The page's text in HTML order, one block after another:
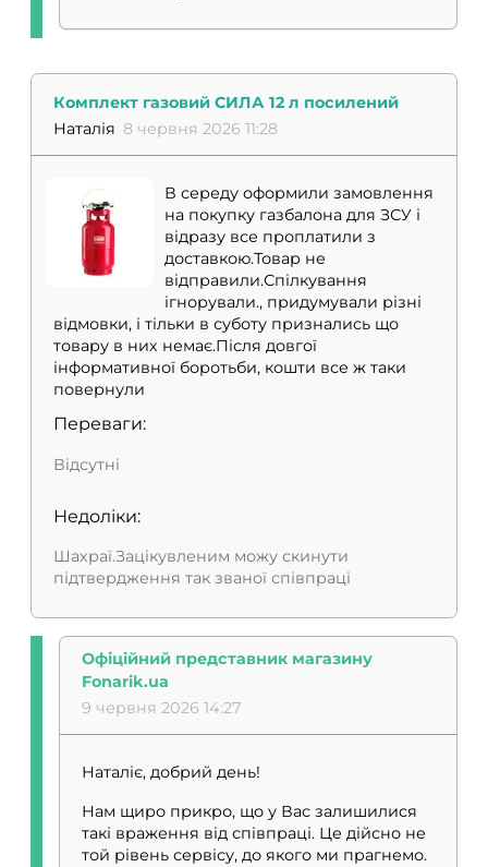
Комплект газовий СИЛА 12 л посилений
Наталія 8 червня 2026 11:28
В середу оформили замовлення
на покупку газбалона для ЗСУ і
відразу все проплатили з
доставкою.Товар не
відправили.Спілкування
ігнорували., придумували різні
відмовки, і тільки в суботу признались що
товару в них немає.Після довгої
інформативної боротьби, кошти все ж таки
повернули
Переваги:
Відсутні
Недоліки:
Шахраї.Зацікувленим можу скинути
підтвердження так званої співпраці
Офіційний представник магазину
Fonarik.ua
9 червня 2026 14:27
Наталіє, добрий день!
Нам щиро прикро, що у Вас залишилися
такі враження від співпраці. Це дійсно не
той рівень сервісу, до якого ми прагнемо.
ТАК НІ